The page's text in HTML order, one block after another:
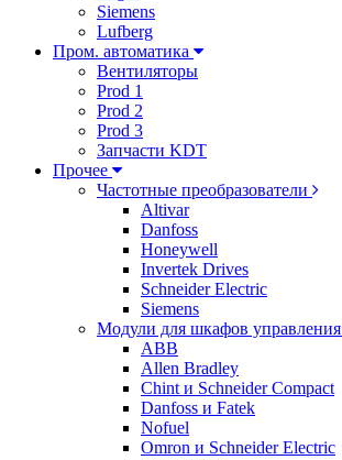
Siemens
Lufberg
Пром. автоматика
Вентиляторы
Prod 1
Prod 2
Prod 3
Запчасти KDT
Прочее
Частотные преобразователи
Altivar
Danfoss
Honeywell
Invertek Drives
Schneider Electric
Siemens
Модули для шкафов управления
ABB
Allen Bradley
Chint и Schneider Compact
Danfoss и Fatek
Nofuel
Omron и Schneider Electric